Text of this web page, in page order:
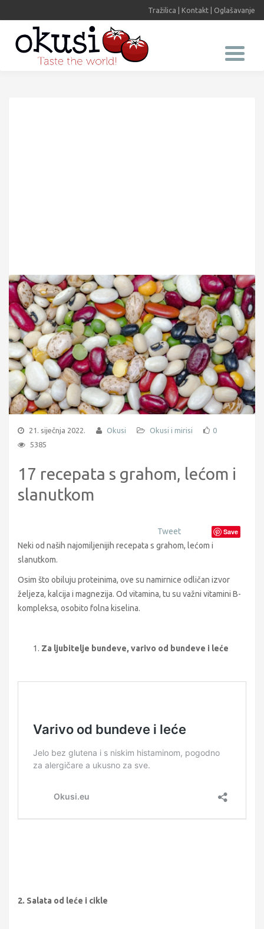
Tražilica Kontakt Oglašavanje
21. siječnja 2022. Okusi Okusi i mirisi
0
5385
17 recepata s grahom, lećom i
slanutkom
Tweet Save
Neki od naših najomiljenijih recepata s grahom, lećom i
slanutkom.
Osim što obiluju proteinima, ove su namirnice odličan izvor
željeza, kalcija i magnezija. Od vitamina, tu su važni vitamini B-
kompleksa, osobito folna kiselina.
Za ljubitelje bundeve, varivo od bundeve i leće
2. Salata od leće i cikle